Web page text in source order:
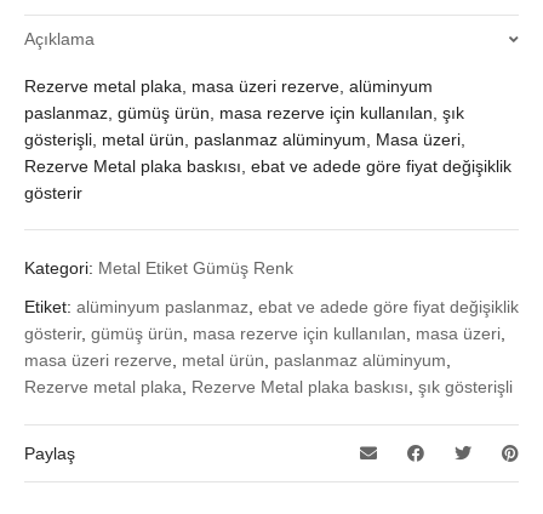
quantity
Açıklama
Rezerve metal plaka, masa üzeri rezerve, alüminyum
paslanmaz, gümüş ürün, masa rezerve için kullanılan, şık
gösterişli, metal ürün, paslanmaz alüminyum, Masa üzeri,
Rezerve Metal plaka baskısı, ebat ve adede göre fiyat değişiklik
gösterir
Kategori: Metal Etiket Gümüş Renk
Etiket: alüminyum paslanmaz ebat ve adede göre fiyat değişiklik
gösterir, gümüş ürün masa rezerve için kullanılan masa üzeri
masa üzeri rezerve
metal ürün paslanmaz alüminyum
Rezerve metal plaka
Rezerve Metal plaka baskısı şık gösterişli
Paylaş